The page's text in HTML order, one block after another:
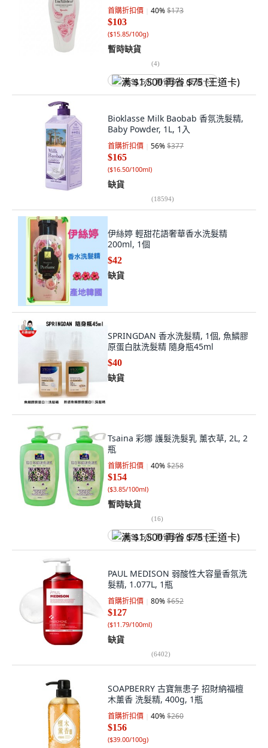
首購折扣價 40%$173
$103
($15.85/100g)
暫時缺貨
(4)
满 $1,500 再省 $75 (王道卡)
Bioklasse Milk Baobab 香氛洗髮精,
Baby Powder, 1L, 1入
首購折扣價 56%$377
$165
($16.50/100ml)
缺貨
(18594)
伊絲婷 輕甜花語奢華香水洗髮精
200ml, 1個
$42
缺貨
SPRINGDAN 香水洗髮精, 1個, 魚鱗膠
原蛋白肽洗髮精 隨身瓶45ml
$40
缺貨
Tsaina 彩娜 護髮洗髮乳 薰衣草, 2L, 2
瓶
首購折扣價 40%$258
$154
($3.85/100ml)
暫時缺貨
(16)
满 $1,500 再省 $75 (王道卡)
PAUL MEDISON 弱酸性大容量香氛洗
髮精, 1.077L, 1瓶
首購折扣價 80%$652
$127
($11.79/100ml)
缺貨
(6402)
SOAPBERRY 古寶無患子 招財納福檀
木薰香 洗髮精, 400g, 1瓶
首購折扣價 40%$260
$156
($39.00/100g)